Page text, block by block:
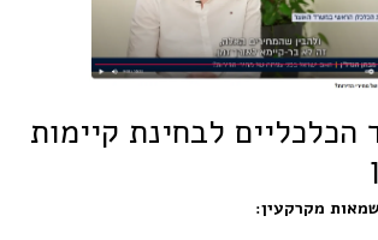
הכלכליים לבחינת קיימות
מקרקעין: